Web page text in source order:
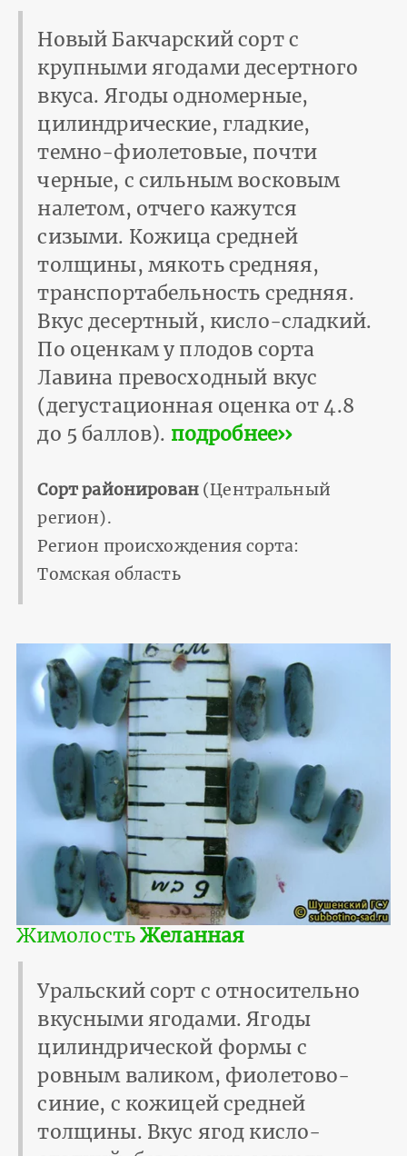
Новый Бакчарский сорт с
крупными ягодами десертного
вкуса. Ягоды одномерные,
цилиндрические, гладкие,
темно-фиолетовые, почти
черные, с сильным восковым
налетом, отчего кажутся
сизыми. Кожица средней
толщины, мякоть средняя,
транспортабельность средняя.
Вкус десертный, кисло-сладкий.
По оценкам у плодов сорта
Лавина превосходный вкус
(дегустационная оценка от 4.8
до 5 баллов). подробнее››
Сорт районирован(Центральный
регион).
Регион происхождения сорта:
Томская область
ЖимолостьЖеланная
Уральский сорт с относительно
вкусными ягодами. Ягоды
цилиндрической формы с
ровным валиком, фиолетово-
синие, с кожицей средней
толщины. Вкус ягод кисло-